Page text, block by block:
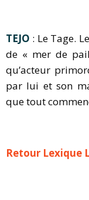
TEJO : Le Tage.
de « mer de
qu’acteur
par lui et son
que tout
Retour Lexique